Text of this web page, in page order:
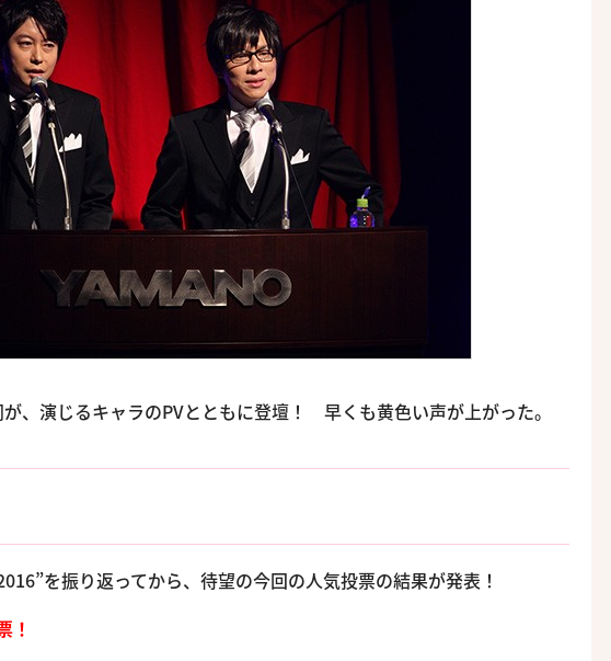
、演じるキャラのPVとともに登壇！ 早くも黄色い声が上がった。
を振り返ってから、待望の今回の人気投票の結果が発表！
！